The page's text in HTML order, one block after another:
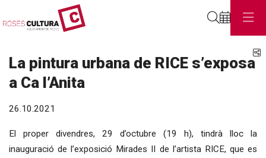
La pintura urbana de RICE s’exposa
a Ca l’Anita
26.10.2021
El proper divendres, 29 d’octubre (19 h), tindrà lloc la
inauguració de l’exposició Mirades II de l’artista RICE, que es